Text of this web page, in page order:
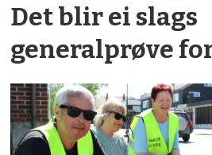
Det blir ei slags
generalprøve